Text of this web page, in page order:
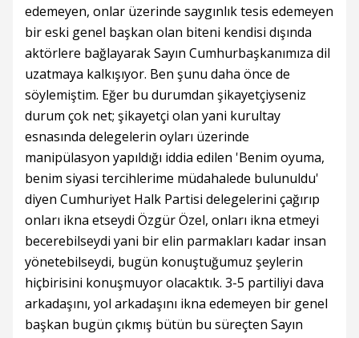
edemeyen, onlar üzerinde saygınlık tesis edemeyen
bir eski genel başkan olan biteni kendisi dışında
aktörlere bağlayarak Sayın Cumhurbaşkanımıza dil
uzatmaya kalkışıyor. Ben şunu daha önce de
söylemiştim. Eğer bu durumdan şikayetçiyseniz
durum çok net; şikayetçi olan yani kurultay
esnasında delegelerin oyları üzerinde
manipülasyon yapıldığı iddia edilen 'Benim oyuma,
benim siyasi tercihlerime müdahalede bulunuldu'
diyen Cumhuriyet Halk Partisi delegelerini çağırıp
onları ikna etseydi Özgür Özel, onları ikna etmeyi
becerebilseydi yani bir elin parmakları kadar insan
yönetebilseydi, bugün konuştuğumuz şeylerin
hiçbirisini konuşmuyor olacaktık. 3-5 partiliyi dava
arkadaşını, yol arkadaşını ikna edemeyen bir genel
başkan bugün çıkmış bütün bu süreçten Sayın